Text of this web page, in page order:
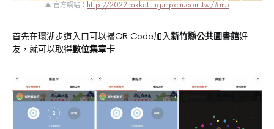
▲ 官方網站： http://2022hakkatung.mpcm.com.tw/#m5
首先在環湖步道入口可以掃QR Code加入新竹縣公共圖書館好
友，就可以取得數位集章卡